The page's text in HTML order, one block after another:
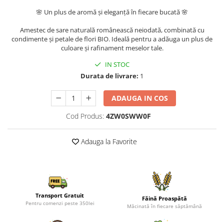
🌸 Un plus de aromă și eleganță în fiecare bucată 🌸
Amestec de sare naturală românească neiodată, combinată cu
condimente și petale de flori BIO. Ideală pentru a adăuga un plus de
culoare și rafinament meselor tale.
IN STOC
Durata de livrare: 1
ADAUGA IN COS
Cod Produs: 4ZW0SWW0F
Adauga la Favorite
Transport Gratuit
Pentru comenzi peste 350lei
Făină Proaspătă
Măcinată în fiecare săptămână